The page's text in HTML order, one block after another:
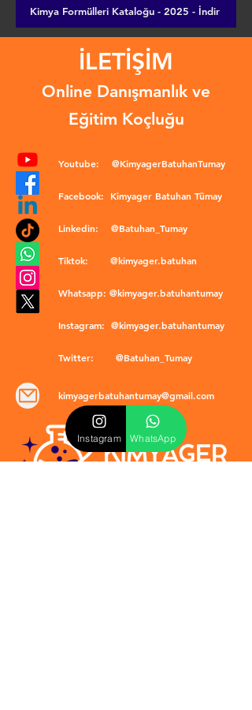
Kimya Formülleri Kataloğu - 2025 - İndir
İLETİŞİM
Online Danışmanlık ve
Eğitim Koçluğu
Youtube: @KimyagerBatuhanTumay
Facebook: Kimyager Batuhan Tümay
Linkedin: @Batuhan_Tumay
Tiktok: @kimyager.batuhan
Whatsapp: @kimyager.batuhantumay
Instagram: @kimyager.batuhantumay
Twitter: @Batuhan_Tumay
kimyagerbatuhantumay@gmail.com
Instagram WhatsApp